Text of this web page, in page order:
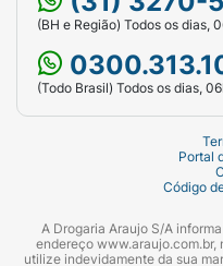
(BH e Região) Todos os dias,
(Todo Brasil) Todos os dias,
Portal
Código
A Drogaria Araujo S/A
endereço
utilize indevidamente da sua